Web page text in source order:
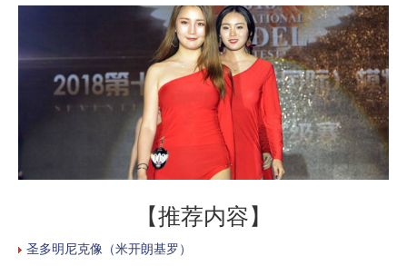
【推荐内容】
圣多明尼克像（米开朗基罗）